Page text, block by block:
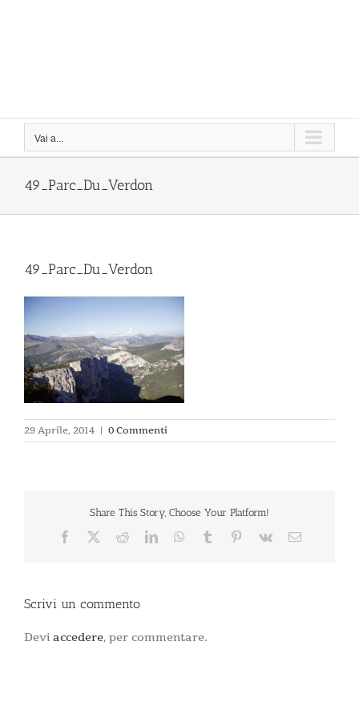
Vai a...
49_Parc_Du_Verdon
49_Parc_Du_Verdon
29 Aprile, 2014 | 0 Commenti
Share This Story, Choose Your Platform!
Facebook RedditLinkedInWhatsApp
Tumblr Pinterest
Vk Email
Scrivi un commento
Devi accedere, per commentare.